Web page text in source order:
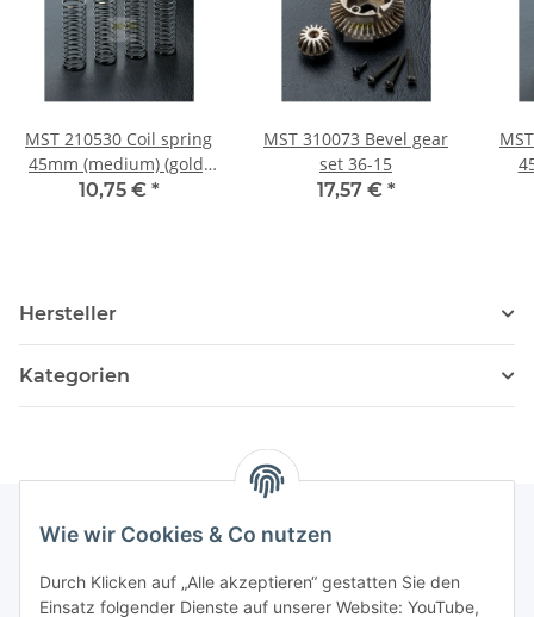
Wie wir Cookies & Co nutzen
Durch Klicken auf „Alle akzeptieren“ gestatten Sie den
Einsatz folgender Dienste auf unserer Website: YouTube,
MST 210530 Coil spring
45mm (medium) (gold)
(4)
10,75 € *
MST 310073 Bevel gear
set 36-15
17,57 € *
Hersteller
Kategorien
Informationen